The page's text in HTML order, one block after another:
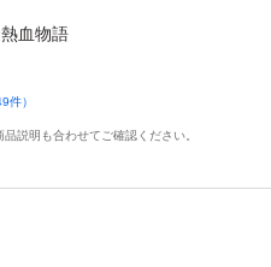
血物語
件）
説明も合わせてご確認ください。